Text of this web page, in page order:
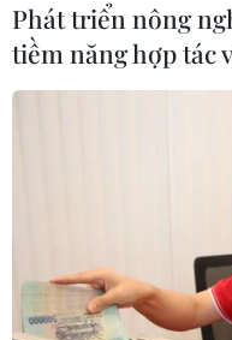
văn hóa kinh
Trụ cột,
Kinh tế tư nhân -
Diễn đàn Kinh tế
rộng không gian
Phát triển nông
tiềm năng hợp tác